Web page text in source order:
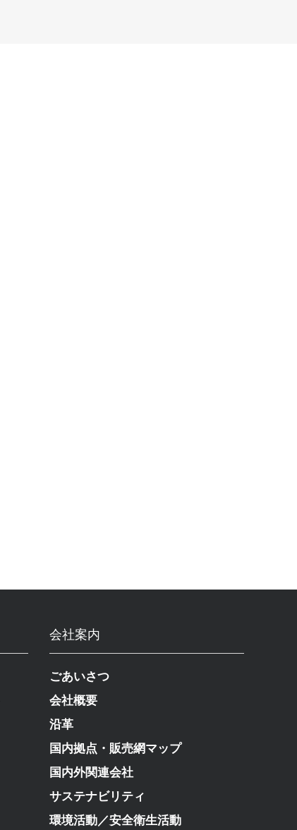
会社案内
ごあいさつ
会社概要
沿革
国内拠点・販売網マップ
国内外関連会社
サステナビリティ
環境活動／安全衛生活動